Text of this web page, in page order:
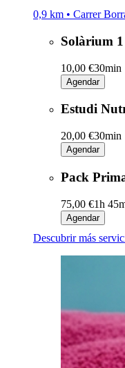
0,9 km • Carrer
Solàrium 1
10,00 €30min
Agendar
Estudi
20,00 €30min
Agendar
Pack
75,00 €1h
Agendar
Descubrir más